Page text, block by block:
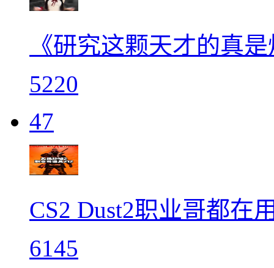
《研究这颗天才的真
5220
47
CS2 Dust2职业哥都在
6145